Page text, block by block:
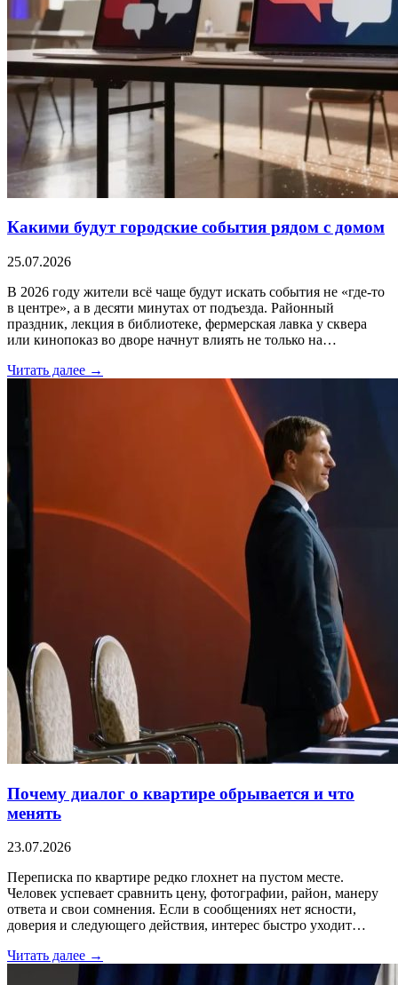
Какими будут городские события рядом с домом
25.07.2026
В 2026 году жители всё чаще будут искать события не «где-то
в центре», а в десяти минутах от подъезда. Районный
праздник, лекция в библиотеке, фермерская лавка у сквера
или кинопоказ во дворе начнут влиять не только на…
Читать далее →
Почему диалог о квартире обрывается и что
менять
23.07.2026
Переписка по квартире редко глохнет на пустом месте.
Человек успевает сравнить цену, фотографии, район, манеру
ответа и свои сомнения. Если в сообщениях нет ясности,
доверия и следующего действия, интерес быстро уходит…
Читать далее →